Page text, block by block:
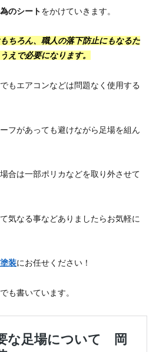
のシートをかけていきます。
ちろん、職人の落下防止にもなるた
えで必要になります。
もエアコンなどは問題なく使用する
フがあっても避けながら足場を組ん
合は一部ポリカなどを取り外させて
気なる事などありましたらお気軽に
装にお任せください！
も書いています。